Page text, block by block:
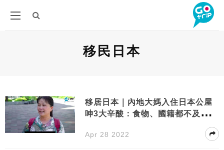
移民日本
移居日本｜內地大媽入住日本公屋
呻3大辛酸：食物、國籍都不及中
Apr 28 2022